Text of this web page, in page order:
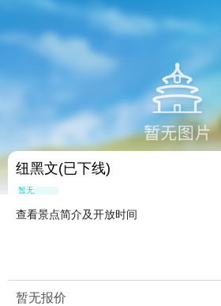
纽黑文(已下线)
暂无点评
查看景点简介及开放时间
暂无报价